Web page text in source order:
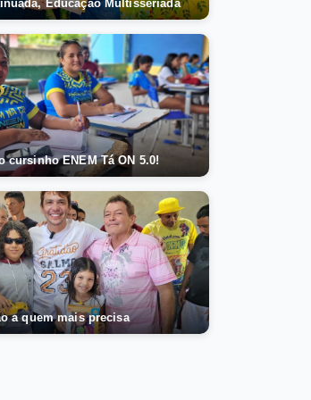
Educação Multisseriada
cursinho ENEM Tá ON 5.0!
a quem mais precisa